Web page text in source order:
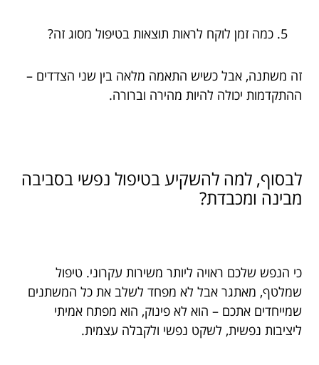
כמה זמן לוקח לראות תוצאות בטיפול מסוג זה?
זה משתנה, אבל כשיש התאמה מלאה בין שני הצדדים –
ההתקדמות יכולה להיות מהירה וברורה.
לבסוף, למה להשקיע בטיפול נפשי בסביבה
מבינה ומכבדת?
כי הנפש שלכם ראויה ליותר משירות עקרוני. טיפול
שמלטף, מאתגר אבל לא מפחד לשלב את כל המשתנים
שמייחדים אתכם – הוא לא פינוק, הוא מפתח אמיתי
ליציבות נפשית, לשקט נפשי ולקבלה עצמית.